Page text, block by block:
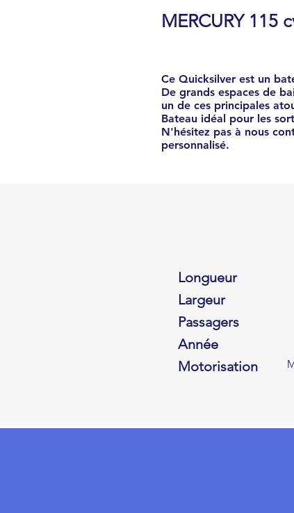
MERCURY 115
Ce Quicksilver est un
De grands espaces de
un de ces principales
Bateau idéal pour les
N'hésitez pas à nous
personnalisé.
Longueur
Largeur
Passagers
Année
Motorisation